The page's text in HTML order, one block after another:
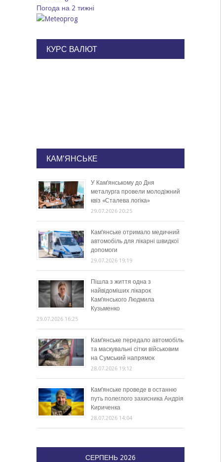
Погода на 2 тижні
КУРС ВАЛЮТ
КАМ'ЯНСЬКЕ
У Кам’янському до Дня
металурга провели молодіжний
квіз «Сталева логіка»
29.07.2026 20:25
Кам’янське отримало медичний
автомобіль для лікарні швидкої
допомоги
29.07.2026 19:19
Пішла з життя одна з
найвідоміших лікарок
Кам’янського Людмила
Кузьменко
29.07.2026 16:25
Кам’янське передало автомобіль
та маскувальні сітки військовим
на Сумський напрямок
28.07.2026 19:12
Кам’янське проведе в останню
путь полеглого захисника Андрія
Кириченка
28.07.2026 14:04
СЕРПЕНЬ 2026